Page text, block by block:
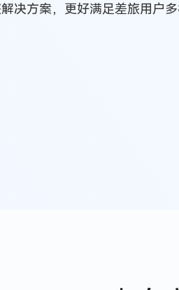
决方案，更好满足差旅用户